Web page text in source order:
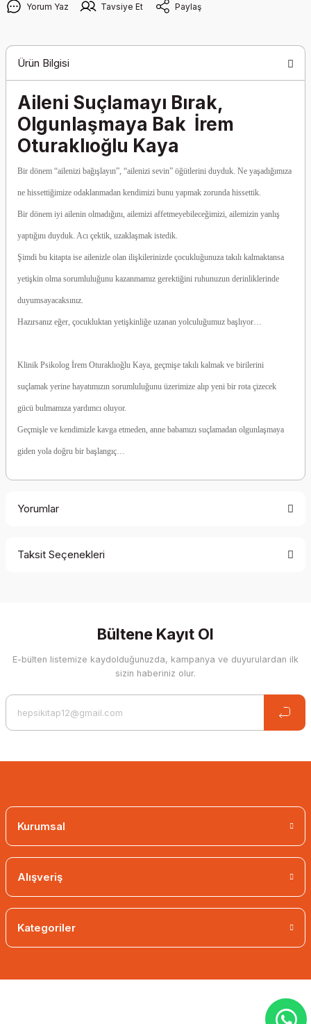
Yorum Yaz Tavsiye Et Paylaş
Ürün Bilgisi
Aileni Suçlamayı Bırak,
Olgunlaşmaya Bak İrem
Oturaklıoğlu Kaya
Bir dönem “ailenizi bağışlayın”, “ailenizi sevin” öğütlerini duyduk. Ne yaşadığımıza
ne hissettiğimize odaklanmadan kendimizi bunu yapmak zorunda hissettik.
Bir dönem iyi ailenin olmadığını, ailemizi affetmeyebileceğimizi, ailemizin yanlış
yaptığını duyduk. Acı çektik, uzaklaşmak istedik.
Şimdi bu kitapta ise ailenizle olan ilişkilerinizde çocukluğunuza takılı kalmaktansa
yetişkin olma sorumluluğunu kazanmamız gerektiğini ruhunuzun derinliklerinde
duyumsayacaksınız.
Hazırsanız eğer, çocukluktan yetişkinliğe uzanan yolculuğumuz başlıyor…
Klinik Psikolog İrem Oturaklıoğlu Kaya, geçmişe takılı kalmak ve birilerini
suçlamak yerine hayatımızın sorumluluğunu üzerimize alıp yeni bir rota çizecek
gücü bulmamıza yardımcı oluyor.
Geçmişle ve kendimizle kavga etmeden, anne babamızı suçlamadan olgunlaşmaya
giden yola doğru bir başlangıç…
Yorumlar
Taksit Seçenekleri
Bültene Kayıt Ol
E-bülten listemize kaydolduğunuzda, kampanya ve duyurulardan ilk
sizin haberiniz olur.
Kurumsal
Alışveriş
Kategoriler